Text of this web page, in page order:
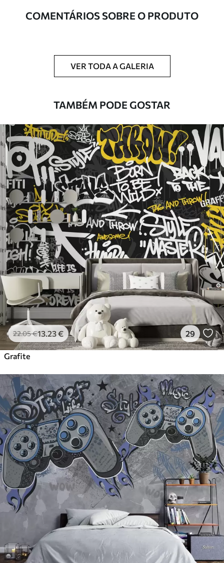
Adicionalmente
Disponível com revestimento de verniz
esponja macia. Murais de parede com
revestimento de verniz podem ser limpos
Aplicação perfeita
Materiais disponíveis
Standard
45.0027 .00 €/m²
Premium
56.6734 .00 /m²
Vinil Premium
65.0039 .00
Peel and Stick
81.6749.00€/m²
COMENTÁRIOS SOBRE O PRODUTO
VER TODA A GALERIA
TAMBÉM PODE GOSTAR
22.05€13 .23€ 29
Grafite